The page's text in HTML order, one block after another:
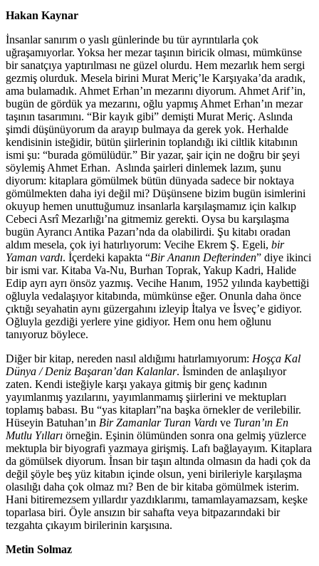
Hakan Kaynar
İnsanlar sanırım o yaslı günlerinde bu tür ayrıntılarla çok
uğraşamıyorlar. Yoksa her mezar taşının biricik olması, mümkünse
bir sanatçıya yaptırılması ne güzel olurdu. Hem mezarlık hem sergi
gezmiş olurduk. Mesela birini Murat Meriç’le Karşıyaka’da aradık,
ama bulamadık. Ahmet Erhan’ın mezarını diyorum. Ahmet Arif’in,
bugün de gördük ya mezarını, oğlu yapmış Ahmet Erhan’ın mezar
taşının tasarımını. “Bir kayık gibi” demişti Murat Meriç. Aslında
şimdi düşünüyorum da arayıp bulmaya da gerek yok. Herhalde
kendisinin isteğidir, bütün şiirlerinin toplandığı iki ciltlik kitabının
ismi şu: “burada gömülüdür.” Bir yazar, şair için ne doğru bir şeyi
söylemiş Ahmet Erhan. Aslında şairleri dinlemek lazım, şunu
diyorum: kitaplara gömülmek bütün dünyada sadece bir noktaya
gömülmekten daha iyi değil mi? Düşünsene bizim bugün isimlerini
okuyup hemen unuttuğumuz insanlarla karşılaşmamız için kalkıp
Cebeci Asrî Mezarlığı’na gitmemiz gerekti. Oysa bu karşılaşma
bugün Ayrancı Antika Pazarı’nda da olabilirdi. Şu kitabı oradan
aldım mesela, çok iyi hatırlıyorum: Vecihe Ekrem Ş. Egeli, bir
Yaman vardı. İçerdeki kapakta “Bir Ananın Defterinden” diye ikinci
bir ismi var. Kitaba Va-Nu, Burhan Toprak, Yakup Kadri, Halide
Edip ayrı ayrı önsöz yazmış. Vecihe Hanım, 1952 yılında kaybettiği
oğluyla vedalaşıyor kitabında, mümkünse eğer. Onunla daha önce
çıktığı seyahatin aynı güzergahını izleyip İtalya ve İsveç’e gidiyor.
Oğluyla gezdiği yerlere yine gidiyor. Hem onu hem oğlunu
tanıyoruz böylece.
Diğer bir kitap, nereden nasıl aldığımı hatırlamıyorum: Hoşça Kal
Dünya / Deniz Başaran’dan Kalanlar. İsminden de anlaşılıyor
zaten. Kendi isteğiyle karşı yakaya gitmiş bir genç kadının
yayımlanmış yazılarını, yayımlanmamış şiirlerini ve mektupları
toplamış babası. Bu “yas kitapları”na başka örnekler de verilebilir.
Hüseyin Batuhan’ın Bir Zamanlar Turan Vardı ve Turan’ın En
Mutlu Yılları örneğin. Eşinin ölümünden sonra ona gelmiş yüzlerce
mektupla bir biyografi yazmaya girişmiş. Lafı bağlayayım. Kitaplara
da gömülsek diyorum. İnsan bir taşın altında olmasın da hadi çok da
değil şöyle beş yüz kitabın içinde olsun, yeni birileriyle karşılaşma
olasılığı daha çok olmaz mı? Ben de bir kitaba gömülmek isterim.
Hani bitiremezsem yıllardır yazdıklarımı, tamamlayamazsam, keşke
toparlasa biri. Öyle ansızın bir sahafta veya bitpazarındaki bir
tezgahta çıkayım birilerinin karşısına.
Metin Solmaz